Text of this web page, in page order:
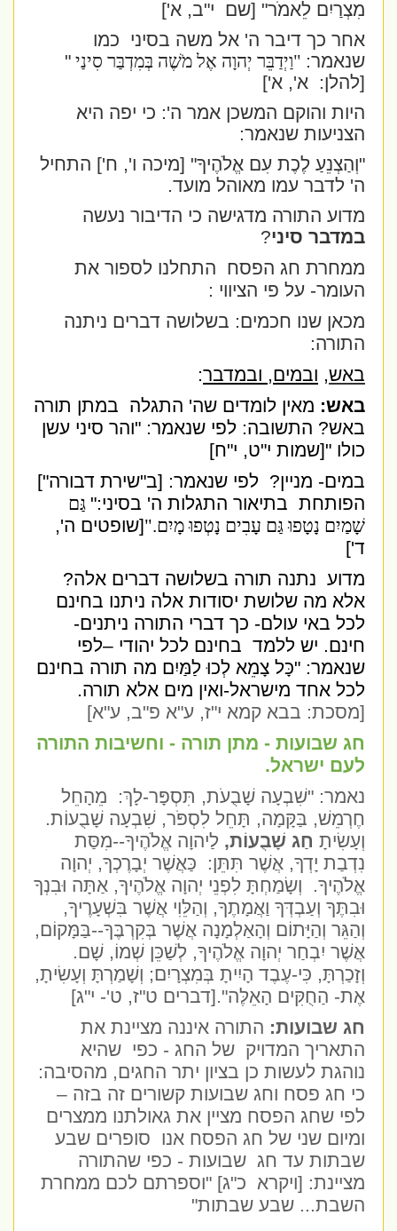
מִצְרַיִם לֵאמֹר" [שם י"ב, א']
אחר כך דיבר ה' אל משה בסיני כמו
שנאמר:"וַיְדַבֵּר יְהוָה אֶל מֹשֶׁה בְּמִדְבַּר סִינַי"
[להלן: א', א']
היות והוקם המשכן אמר ה': כי יפה היא
הצניעות שנאמר:
"וְהַצְנֵעַ לֶכֶת עִם אֱלֹהֶיךָ" [מיכה ו', ח'] התחיל
ה' לדבר עמו מאוהל מועד.
מדוע התורה מדגישה כי הדיבור נעשה
במדבר סיני?
ממחרת חג הפסח התחלנו לספור את
העומר- על פי הציווי :
מכאן שנו חכמים: בשלושה דברים ניתנה
התורה:
באש, ובמים, ובמדבר:
באש:מאין לומדים שה' התגלה במתן תורה
באש? התשובה: לפי שנאמר: "והר סיני עשן
כולו "[שמות י"ט, י"ח]
במים- מניין? לפי שנאמר: [ב"שירת דבורה"]
הפותחת בתיאור התגלות ה' בסיני:" גַּם
שָׁמַיִם נָטָפוּ גַּם עָבִים נָטְפוּ מָיִם".[שופטים ה',
ד']
מדוע נתנה תורה בשלושה דברים אלה?
אלא מה שלושת יסודות אלה ניתנו בחינם
לכל באי עולם- כך דברי התורה ניתנים-
חינם. יש ללמד בחינם לכל יהודי –לפי
שנאמר: "כָּל צָמֵא לְכוּ לַמַּיִם מה תורה בחינם
לכל אחד מישראל-ואין מים אלא תורה.
[מסכת: בבא קמא י"ז, ע"א פ"ב, ע"א]
חג שבועות - מתן תורה - וחשיבות התורה
לעם ישראל.
נאמר: "שִׁבְעָה שָׁבֻעֹת, תִּסְפָּר-לָךְ: מֵהָחֵל
חֶרְמֵשׁ, בַּקָּמָה, תָּחֵל לִסְפֹּר, שִׁבְעָה שָׁבֻעוֹת.
וְעָשִׂיתָחַג שָׁבֻעוֹת,לַיהוָה אֱלֹהֶיךָ--מִסַּת
נִדְבַת יָדְךָ, אֲשֶׁר תִּתֵּן: כַּאֲשֶׁר יְבָרֶכְךָ, יְהוָה
אֱלֹהֶיךָ. וְשָׂמַחְתָּ לִפְנֵי יְהוָה אֱלֹהֶיךָ, אַתָּה וּבִנְךָ
וּבִתֶּךָ וְעַבְדְּךָ וַאֲמָתֶךָ, וְהַלֵּוִי אֲשֶׁר בִּשְׁעָרֶיךָ,
וְהַגֵּר וְהַיָּתוֹם וְהָאַלְמָנָה אֲשֶׁר בְּקִרְבֶּךָ--בַּמָּקוֹם,
אֲשֶׁר יִבְחַר יְהוָה אֱלֹהֶיךָ, לְשַׁכֵּן שְׁמוֹ, שָׁם.
וְזָכַרְתָּ, כִּי-עֶבֶד הָיִיתָ בְּמִצְרָיִם; וְשָׁמַרְתָּ וְעָשִׂיתָ,
אֶת- הַחֻקִּים הָאֵלֶּה".[דברים ט"ז, ט'- י"ג]
חג שבועות:התורה איננה מציינת את
התאריך המדויק של החג - כפי שהיא
נוהגת לעשות כן בציון יתר החגים, מהסיבה:
כי חג פסח וחג שבועות קשורים זה בזה –
לפי שחג הפסח מציין את גאולתנו ממצרים
ומיום שני של חג הפסח אנו סופרים שבע
שבתות עד חג שבועות - כפי שהתורה
מציינת: [ויקרא כ"ג] "וספרתם לכם ממחרת
השבת... שבע שבתות"